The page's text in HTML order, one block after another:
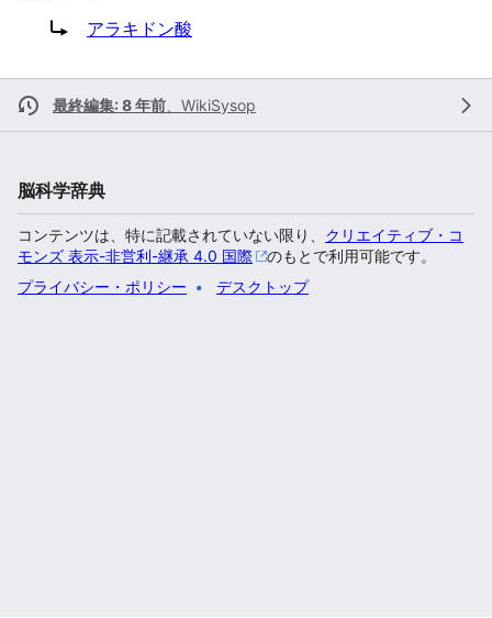
転送先:
アラキドン酸
最終編集: 8 年前 WikiSysop
脳科学辞典
コンテンツは、特に記載されていない限り、 クリエイティブ・コ
モンズ 表示-非営利-継承 4.0 国際
のもとで利用可能です。
プライバシー・ポリシー
デスクトップ